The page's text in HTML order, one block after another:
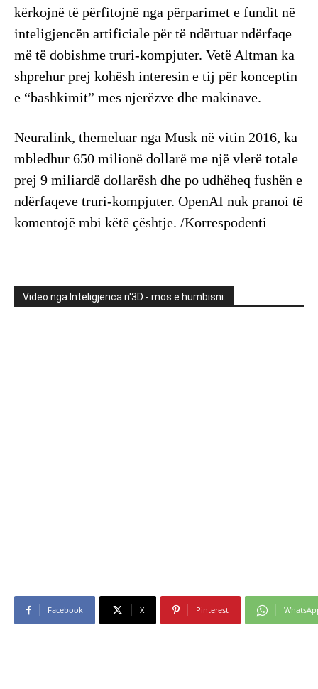
kërkojnë të përfitojnë nga përparimet e fundit në
inteligjencën artificiale për të ndërtuar ndërfaqe
më të dobishme truri-kompjuter. Vetë Altman ka
shprehur prej kohësh interesin e tij për konceptin
e “bashkimit” mes njerëzve dhe makinave.
​Neuralink, themeluar nga Musk në vitin 2016, ka
mbledhur 650 milionë dollarë me një vlerë totale
prej 9 miliardë dollarësh dhe po udhëheq fushën e
ndërfaqeve truri-kompjuter. OpenAI nuk pranoi të
komentojë mbi këtë çështje. /Korrespodenti
Video nga Inteligjenca n'3D - mos e humbisni:
Facebook X Pinterest